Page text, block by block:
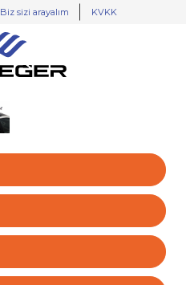
Biz sizi arayalım KVKK